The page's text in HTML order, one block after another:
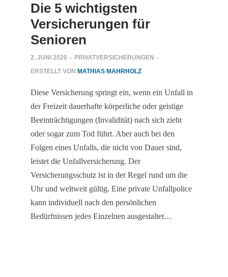
Die 5 wichtigsten
Versicherungen für
Senioren
2. JUNI 2020 - PRIVATVERSICHERUNGEN -
ERSTELLT VON MATHIAS MAHRHOLZ
Diese Versicherung springt ein, wenn ein Unfall in
der Freizeit dauerhafte körperliche oder geistige
Beeinträchtigungen (Invalidität) nach sich zieht
oder sogar zum Tod führt. Aber auch bei den
Folgen eines Unfalls, die nicht von Dauer sind,
leistet die Unfallversicherung. Der
Versicherungsschutz ist in der Regel rund um die
Uhr und weltweit gültig. Eine private Unfallpolice
kann individuell nach den persönlichen
Bedürfnissen jedes Einzelnen ausgestaltet…